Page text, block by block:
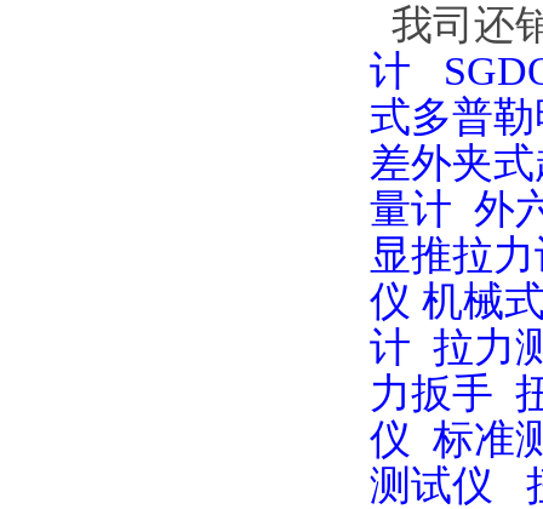
我司还
计
式多普勒
差外夹
量计 外
显推拉
仪 机械
计 拉力
力扳手
仪 标准
测试仪